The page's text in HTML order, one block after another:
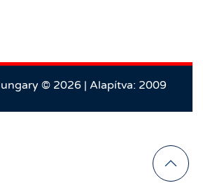
© 2026 | Alapítva: 2009